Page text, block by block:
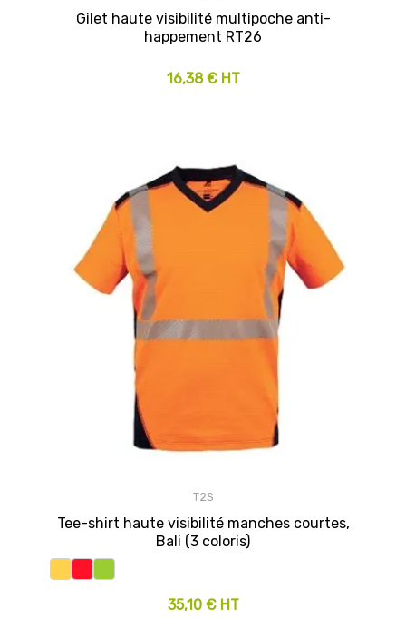
Gilet haute visibilité multipoche anti-
happement RT26
16,38 € HT
T2S
Tee-shirt haute visibilité manches courtes,
Bali (3 coloris)
35,10 € HT